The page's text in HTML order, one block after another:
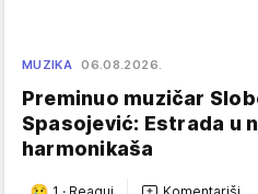
MUZIKA 06.08.2026.
Preminuo muzičar
Spasojević: Estrada u
harmonikaša